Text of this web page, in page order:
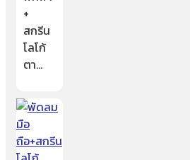
+
สกรีน
โลโก้
ตา…